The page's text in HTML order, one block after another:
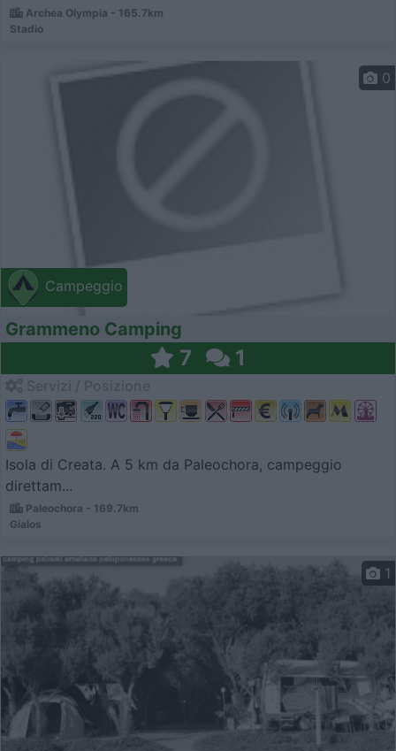
Archea Olympia - 165.7km
Stadio
Campeggio
0
Grammeno Camping
7 1
Isola di Creata. A 5 km da Paleochora, campeggio
direttam...
Paleochora - 169.7km
Gialos
1